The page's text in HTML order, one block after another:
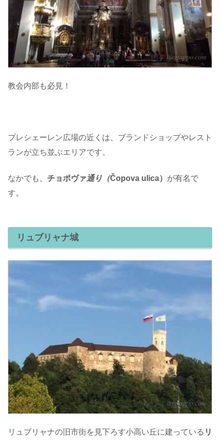
教会内部も必見！
プレシェーレン広場の近くは、ブランドショップやレスト
ランが立ち並ぶエリアです。
なかでも、 チョポヴァ通り（Čopova ulica） が有名で
す。
リュブリャナ城
リュブリャナの旧市街を見下ろす小高い丘に建っている リ